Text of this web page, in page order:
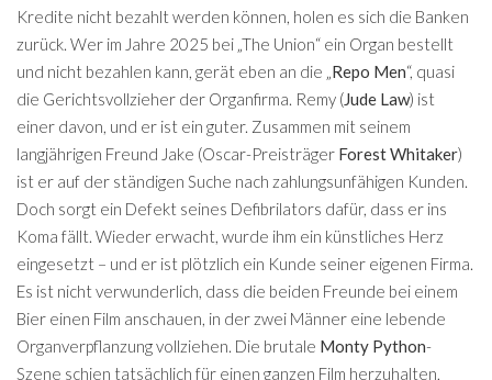
Kredite nicht bezahlt werden können, holen es sich die Banken
zurück. Wer im Jahre 2025 bei „The Union“ ein Organ bestellt
und nicht bezahlen kann, gerät eben an die „ Repo Men“, quasi
die Gerichtsvollzieher der Organfirma. Remy (Jude Law) ist
einer davon, und er ist ein guter. Zusammen mit seinem
langjährigen Freund Jake (Oscar-Preisträger Forest Whitaker)
ist er auf der ständigen Suche nach zahlungsunfähigen Kunden.
Doch sorgt ein Defekt seines Defibrilators dafür, dass er ins
Koma fällt. Wieder erwacht, wurde ihm ein künstliches Herz
eingesetzt – und er ist plötzlich ein Kunde seiner eigenen Firma.
Es ist nicht verwunderlich, dass die beiden Freunde bei einem
Bier einen Film anschauen, in der zwei Männer eine lebende
Organverpflanzung vollziehen. Die brutale Monty Python-
Szene schien tatsächlich für einen ganzen Film herzuhalten,